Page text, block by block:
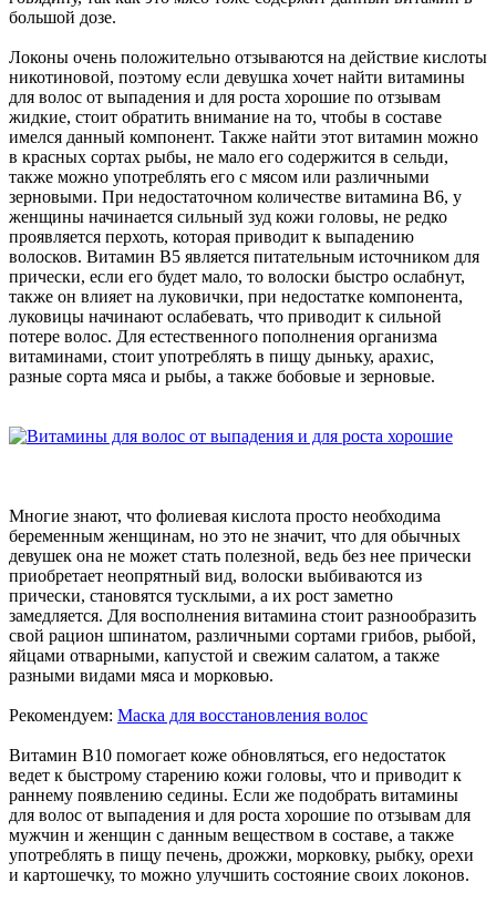
большой дозе.
Локоны очень положительно отзываются на действие кислоты
никотиновой, поэтому если девушка хочет найти витамины
для волос от выпадения и для роста хорошие по отзывам
жидкие, стоит обратить внимание на то, чтобы в составе
имелся данный компонент. Также найти этот витамин можно
в красных сортах рыбы, не мало его содержится в сельди,
также можно употреблять его с мясом или различными
зерновыми. При недостаточном количестве витамина В6, у
женщины начинается сильный зуд кожи головы, не редко
проявляется перхоть, которая приводит к выпадению
волосков. Витамин В5 является питательным источником для
прически, если его будет мало, то волоски быстро ослабнут,
также он влияет на луковички, при недостатке компонента,
луковицы начинают ослабевать, что приводит к сильной
потере волос. Для естественного пополнения организма
витаминами, стоит употреблять в пищу дыньку, арахис,
разные сорта мяса и рыбы, а также бобовые и зерновые.
Многие знают, что фолиевая кислота просто необходима
беременным женщинам, но это не значит, что для обычных
девушек она не может стать полезной, ведь без нее прически
приобретает неопрятный вид, волоски выбиваются из
прически, становятся тусклыми, а их рост заметно
замедляется. Для восполнения витамина стоит разнообразить
свой рацион шпинатом, различными сортами грибов, рыбой,
яйцами отварными, капустой и свежим салатом, а также
разными видами мяса и морковью.
Рекомендуем: Маска для восстановления волос
Витамин В10 помогает коже обновляться, его недостаток
ведет к быстрому старению кожи головы, что и приводит к
раннему появлению седины. Если же подобрать витамины
для волос от выпадения и для роста хорошие по отзывам для
мужчин и женщин с данным веществом в составе, а также
употреблять в пищу печень, дрожжи, морковку, рыбку, орехи
и картошечку, то можно улучшить состояние своих локонов.